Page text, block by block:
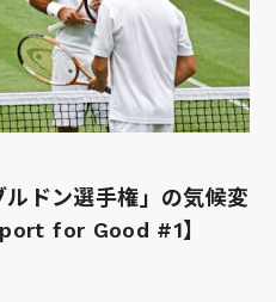
ドン選手権」の気候変
for Good #1】